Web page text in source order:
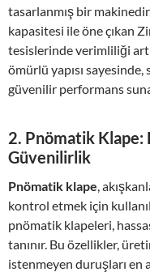
tasarlanmış bir
kapasitesi ile öne çıkan
tesislerinde verimliliği
ömürlü yapısı
güvenilir performans
2. Pnömatik Klape:
Güvenilirlik
Pnömatik klape,
kontrol etmek için
pnömatik klapeleri,
tanınır. Bu özellikler,
istenmeyen duruşları en